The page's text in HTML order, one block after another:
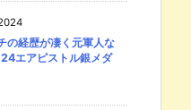
の経歴が凄く元軍人な
エアピストル銀メダ